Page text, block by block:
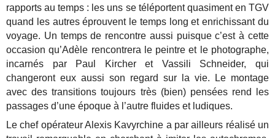
rapports au temps : les uns se téléportent quasiment en TGV
quand les autres éprouvent le temps long et enrichissant du
voyage. Un temps de rencontre aussi puisque c’est à cette
occasion qu’Adèle rencontrera le peintre et le photographe,
incarnés par Paul Kircher et Vassili Schneider, qui
changeront eux aussi son regard sur la vie.
Le montage
avec des transitions toujours très (bien) pensées rend les
passages d’une époque à l’autre fluides et ludiques.
Le chef opérateur Alexis Kavyrchine a par ailleurs réalisé un